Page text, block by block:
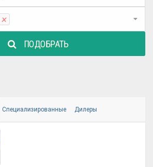
×
ПОДОБРАТЬ
Специализированные Дилеры